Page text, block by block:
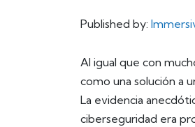
Published by:
Al igual que con
como una solución a
La evidencia
ciberseguridad era